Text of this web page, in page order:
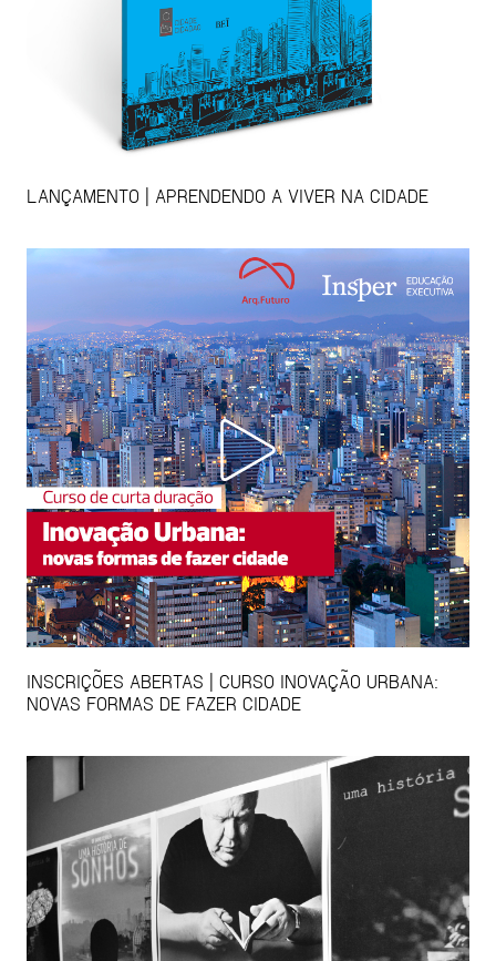
LANÇAMENTO | APRENDENDO A VIVER NA CIDADE
INSCRIÇÕES ABERTAS | CURSO INOVAÇÃO URBANA:
NOVAS FORMAS DE FAZER CIDADE